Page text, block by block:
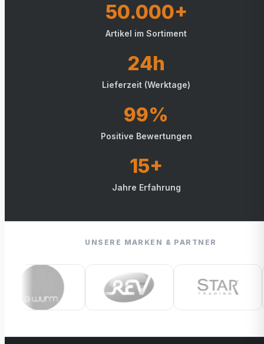
50.000+
Artikel im Sortiment
24h
Lieferzeit (Werktage)
99%
Positive Bewertungen
15+
Jahre Erfahrung
UNSERE MARKEN & PARTNER